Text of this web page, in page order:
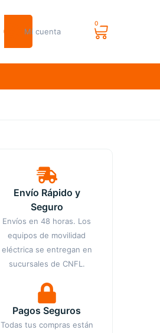
Mi cuenta
0
Envío Rápido y
Seguro
Envíos en 48 horas. Los
equipos de movilidad
eléctrica se entregan en
sucursales de CNFL.
Pagos Seguros
Todas tus compras están